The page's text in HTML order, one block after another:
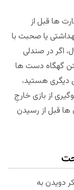
ها قبل از
یا صحبت با
اگر در صندلی
ریختن گهگاه دست ها
دیگری هستید،
از بازی خارجِ
ها قبل از رسیدن
دویدن به